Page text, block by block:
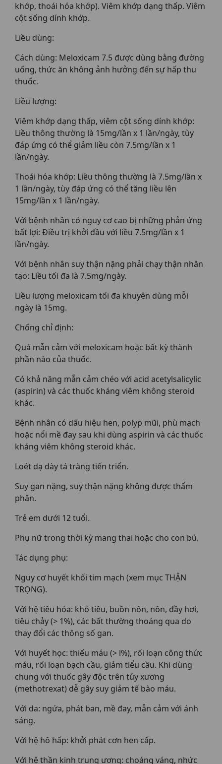
khớp, thoái hóa khớp). Viêm khớp dạng thấp. Viêm
cột sống dính khớp.
Liều dùng:
Cách dùng: Meloxicam 7.5 được dùng bằng đường
uống, thức ăn không ảnh hưởng đến sự hấp thu
thuốc.
Liều lượng:
Viêm khớp dạng thấp, viêm cột sống dính khớp:
Liều thông thường là 15mg/lần x 1 lần/ngày, tùy
đáp ứng có thể giảm liều còn 7.5mg/lần x 1
lần/ngày.
Thoái hóa khớp: Liều thông thường là 7.5mg/lần x
1 lần/ngày, tùy đáp ứng có thể tăng liều lên
15mg/lần x 1 lần/ngày.
Với bệnh nhân có nguy cơ cao bị những phản ứng
bất lợi: Điều trị khởi đầu với liều 7.5mg/lần x 1
lần/ngày.
Với bệnh nhân suy thận nặng phải chạy thận nhân
tạo: Liều tối đa là 7.5mg/ngày.
Liều lượng meloxicam tối đa khuyên dùng mỗi
ngày là 15mg.
Chống chỉ định:
Quá mẫn cảm với meloxicam hoặc bất kỳ thành
phần nào của thuốc.
Có khả năng mẫn cảm chéo với acid acetylsalicylic
(aspirin) và các thuốc kháng viêm không steroid
khác.
Bệnh nhân có dấu hiệu hen, polyp mũi, phù mạch
hoặc nổi mề đay sau khi dùng aspirin và các thuốc
kháng viêm không steroid khác.
Loét dạ dày tá tràng tiến triển.
Suy gan nặng, suy thận nặng không được thẩm
phân.
Trẻ em dưới 12 tuổi.
Phụ nữ trong thời kỳ mang thai hoặc cho con bú.
Tác dụng phụ:
Nguy cơ huyết khối tim mạch (xem mục THẬN
TRỌNG).
Với hệ tiêu hóa: khó tiêu, buồn nôn, nôn, đầy hơi,
tiêu chảy (> 1%), các bất thường thoáng qua do
thay đổi các thông số gan.
Với huyết học: thiếu máu (> l%), rối loạn công thức
máu, rối loạn bạch cầu, giảm tiểu cầu. Khi dùng
chung với thuốc gây độc trên tủy xương
(methotrexat) dễ gây suy giảm tế bào máu.
Với da: ngứa, phát ban, mề đay, mẫn cảm với ánh
sáng.
Với hệ hô hấp: khởi phát cơn hen cấp.
Với hệ thần kinh trung ương: choáng váng, nhức